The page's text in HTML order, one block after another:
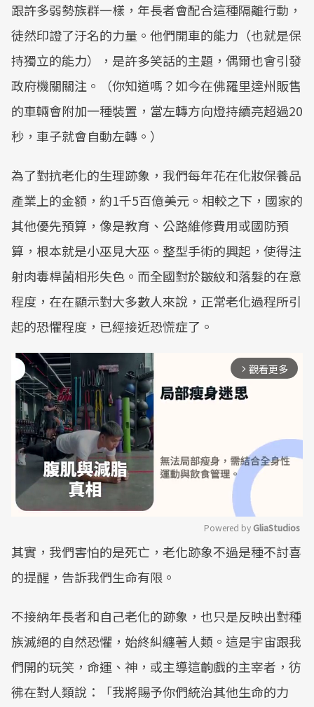
跟許多弱勢族群一樣，年長者會配合這種隔離行動，
徒然印證了汙名的力量。他們開車的能力（也就是保
持獨立的能力），是許多笑話的主題，偶爾也會引發
政府機關關注。（你知道嗎？如今在佛羅里達州販售
的車輛會附加一種裝置，當左轉方向燈持續亮超過20
秒，車子就會自動左轉。）
為了對抗老化的生理跡象，我們每年花在化妝保養品
產業上的金額，約1千5百億美元。相較之下，國家的
其他優先預算，像是教育、公路維修費用或國防預
算，根本就是小巫見大巫。整型手術的興起，使得注
射肉毒桿菌相形失色。而全國對於皺紋和落髮的在意
程度，在在顯示對大多數人來說，正常老化過程所引
起的恐懼程度，已經接近恐慌症了。
arrow_forward_ios 觀看更多
Mute
Powered by GliaStudios
其實，我們害怕的是死亡，老化跡象不過是種不討喜
的提醒，告訴我們生命有限。
不接納年長者和自己老化的跡象，也只是反映出對種
族滅絕的自然恐懼，始終糾纏著人類。這是宇宙跟我
們開的玩笑，命運、神，或主導這齣戲的主宰者，彷
彿在對人類說：「我將賜予你們統治其他生命的力